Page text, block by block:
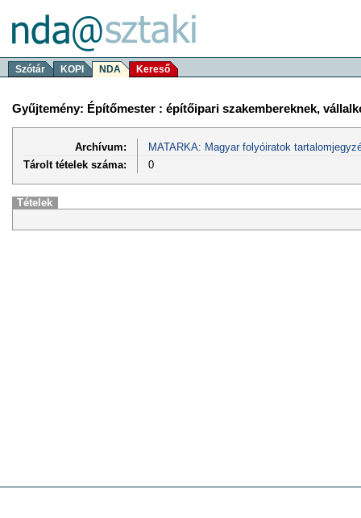
Szótár KOPI NDA Kereső
Gyűjtemény: Építőmester : építőipari szakembereknek,
Archívum:
MATARKA: Magyar folyóiratok
Tárolt tételek száma:
0
Tételek